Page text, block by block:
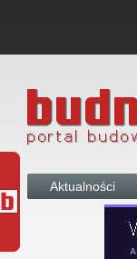
Aktualności